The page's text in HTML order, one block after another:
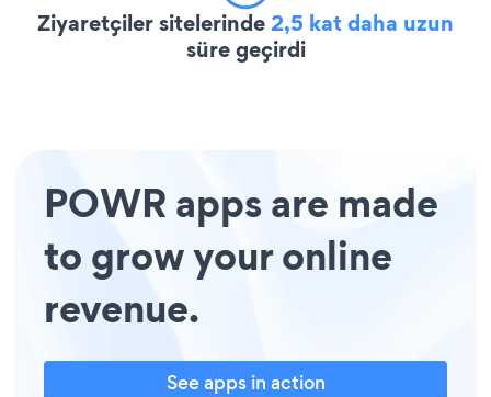
Ziyaretçiler sitelerinde2,5 kat daha uzun
süre geçirdi
POWR apps are made
to grow your online
revenue.
See apps in action